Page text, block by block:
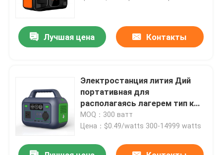
Лучшая цена Контакты
Электростанция лития Дий
портативная для
располагаясь лагерем тип к
300В генератора
MOQ：300 ватт
Цена：$0.49/watts 300-14999 watts